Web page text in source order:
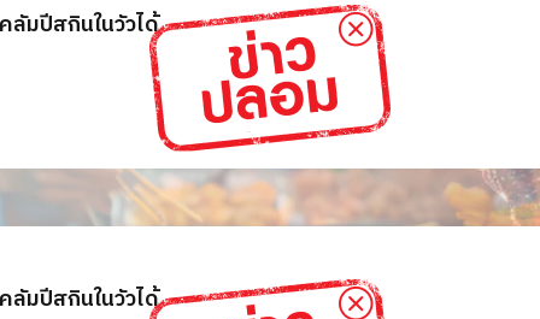
กษาโรคลัมปีสกินในวัวได้
ลัมปีสกินในวัวได้